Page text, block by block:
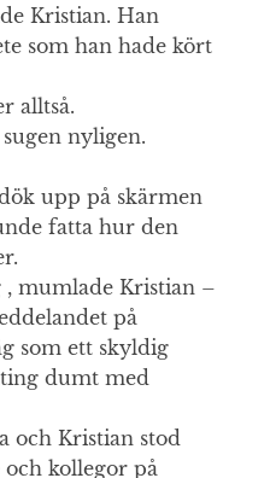
Kristian. Han
som han hade kört
alltså.
nyligen.
upp på skärmen
fatta hur den
, mumlade Kristian –
på
som ett skyldig
dumt med
och Kristian stod
kollegor på